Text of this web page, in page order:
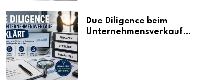
Due Diligence beim
Unternehmensverkauf